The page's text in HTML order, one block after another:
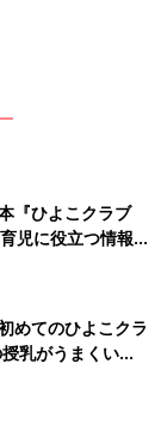
。３〜６歳ごろ
。部屋に五十音
できるようにな
す。たとえばお
個食べたから残
いでしょう。
がいいのかな、
な活動をしたほ
『ひよこクラブ
児に役立つ情報が
めてのひよこクラ
乳がうまくい
トラブル 解決テ